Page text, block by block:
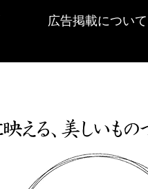
広告掲載について